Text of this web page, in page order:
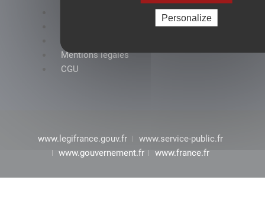
Personalize
Mentions légales
CGU
www.legifrance.gouv.fr
www.service-public.fr
www.gouvernement.fr
www.france.fr